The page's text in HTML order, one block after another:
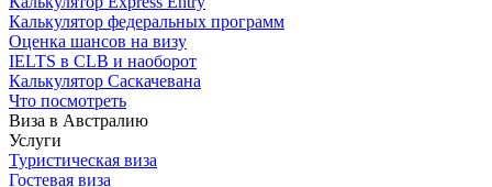
Калькулятор федеральных программ
Оценка шансов на визу
IELTS в CLB и наоборот
Калькулятор Саскачевана
Что посмотреть
Виза в Австралию
Услуги
Туристическая виза
Гостевая виза